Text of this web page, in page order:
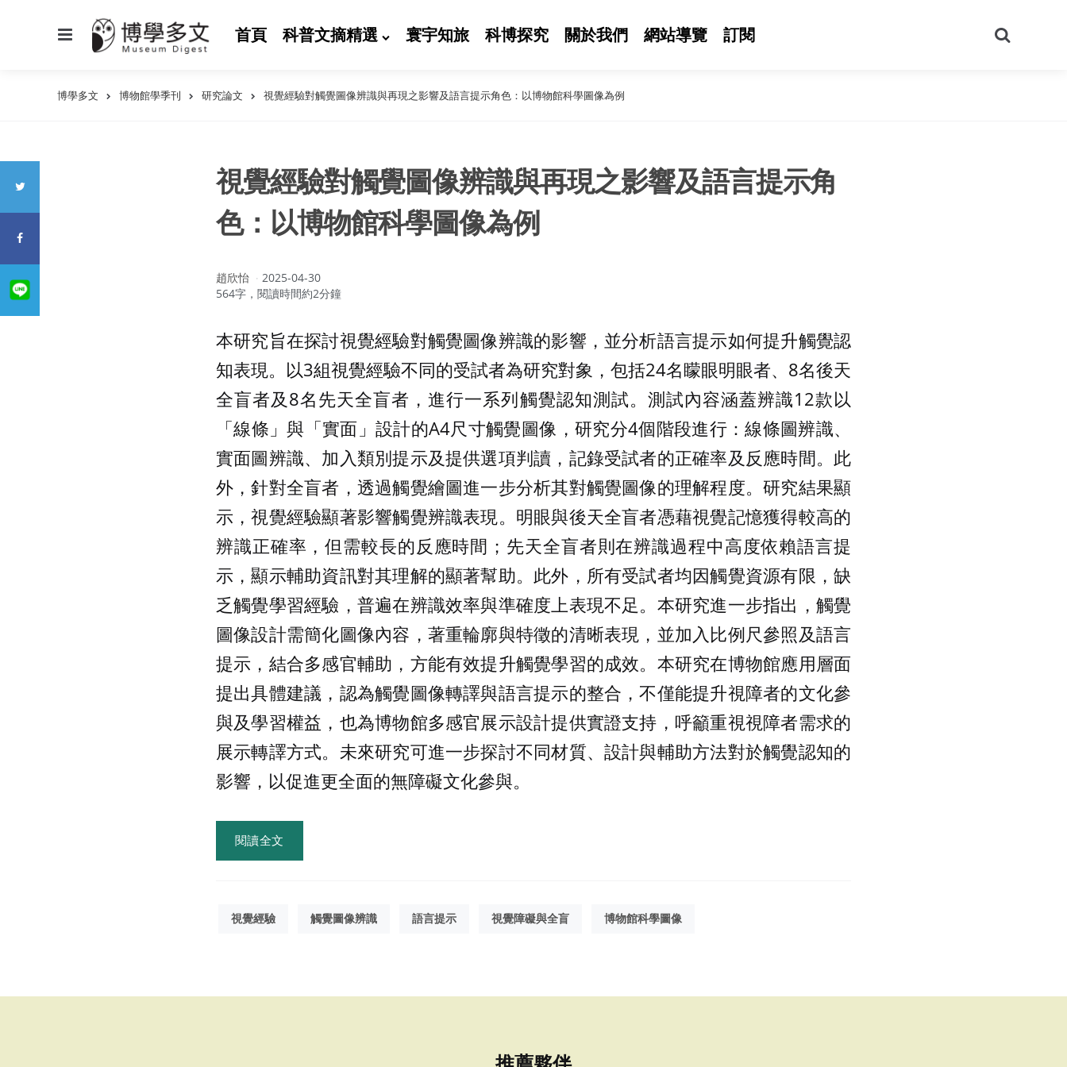
首頁 科普文摘精選 寰宇知旅 科博探究 關於我們 網站導覽 訂閱
尋
博學多文 博物館學季刊 研究論文 視覺經驗對觸覺圖像辨識與再現之影響及語言提示角色：以博物館科學圖像為例
視覺經驗對觸覺圖像辨識與再現之影響及語言提示角
色：以博物館科學圖像為例
作
者：
趙欣怡
2025-04-30
564字，閱讀時間約2分鐘
本研究旨在探討視覺經驗對觸覺圖像辨識的影響，並分析語言提示如何提升觸覺認
知表現。以3組視覺經驗不同的受試者為研究對象，包括24名矇眼明眼者、8名後天
全盲者及8名先天全盲者，進行一系列觸覺認知測試。測試內容涵蓋辨識12款以
「線條」與「實面」設計的A4尺寸觸覺圖像，研究分4個階段進行：線條圖辨識、
實面圖辨識、加入類別提示及提供選項判讀，記錄受試者的正確率及反應時間。此
外，針對全盲者，透過觸覺繪圖進一步分析其對觸覺圖像的理解程度。研究結果顯
示，視覺經驗顯著影響觸覺辨識表現。明眼與後天全盲者憑藉視覺記憶獲得較高的
辨識正確率，但需較長的反應時間；先天全盲者則在辨識過程中高度依賴語言提
示，顯示輔助資訊對其理解的顯著幫助。此外，所有受試者均因觸覺資源有限，缺
乏觸覺學習經驗，普遍在辨識效率與準確度上表現不足。本研究進一步指出，觸覺
圖像設計需簡化圖像內容，著重輪廓與特徵的清晰表現，並加入比例尺參照及語言
提示，結合多感官輔助，方能有效提升觸覺學習的成效。本研究在博物館應用層面
提出具體建議，認為觸覺圖像轉譯與語言提示的整合，不僅能提升視障者的文化參
與及學習權益，也為博物館多感官展示設計提供實證支持，呼籲重視視障者需求的
展示轉譯方式。未來研究可進一步探討不同材質、設計與輔助方法對於觸覺認知的
影響，以促進更全面的無障礙文化參與。
閱讀全文
視覺經驗 觸覺圖像辨識 語言提示 視覺障礙與全盲 博物館科學圖像